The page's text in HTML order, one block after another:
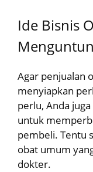
Ide Bisnis
Agar penjualan
menyiapkan
perlu, Anda
untuk
pembeli. Tentu
obat umum
dokter.